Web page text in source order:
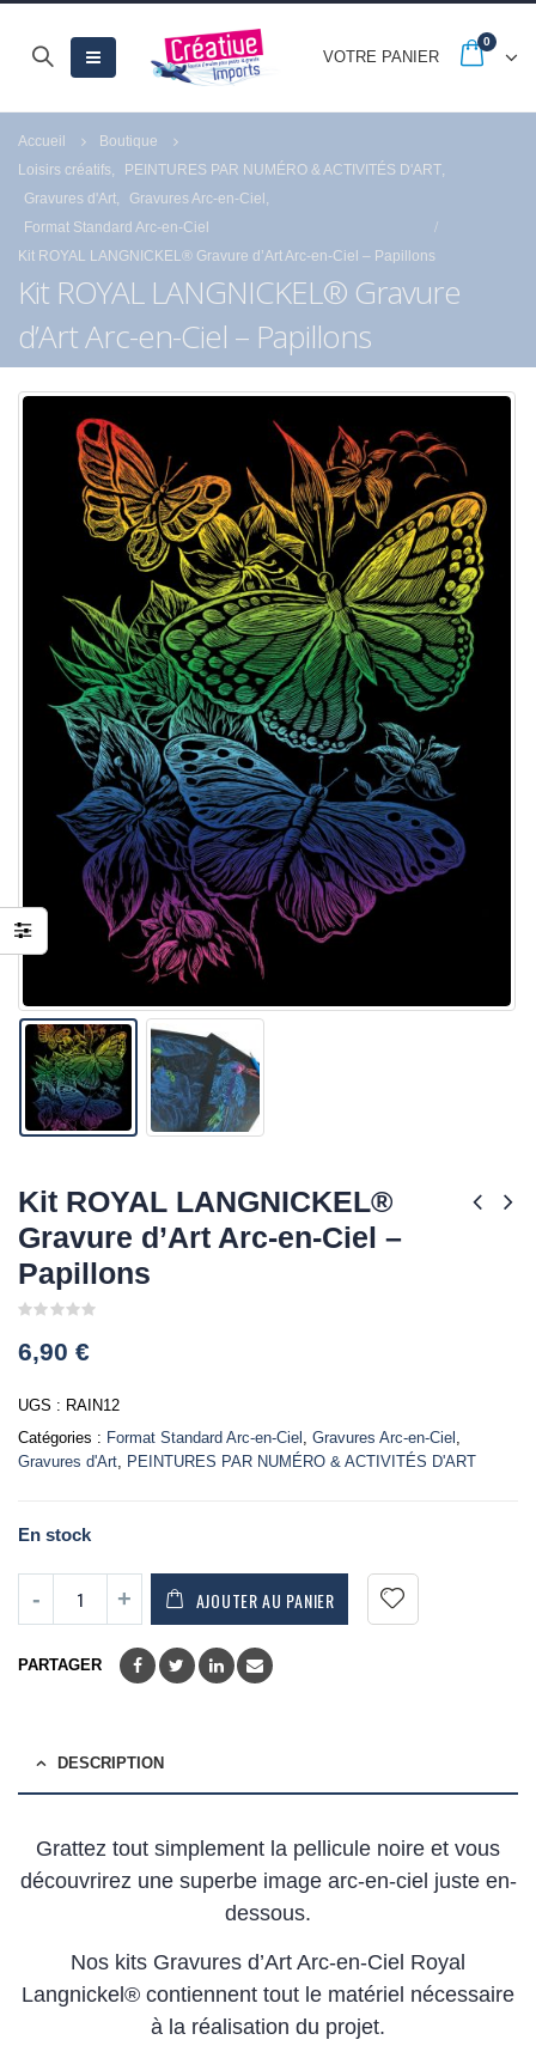
VOTRE PANIER
0
Accueil
Boutique
Loisirs créatifs
PEINTURES PAR NUMÉRO & ACTIVITÉS D'ART
Gravures d'Art
Gravures Arc-en-Ciel
Format Standard Arc-en-Ciel
Kit ROYAL LANGNICKEL® Gravure d’Art Arc-en-Ciel – Papillons
Kit ROYAL LANGNICKEL® Gravure
d’Art Arc-en-Ciel – Papillons
Kit ROYAL LANGNICKEL®
Gravure d’Art Arc-en-Ciel –
Papillons
out
of
6,90 €
UGS : RAIN12
Catégories : Format Standard Arc-en-Ciel Gravures Arc-en-Ciel
Gravures d'Art PEINTURES PAR NUMÉRO & ACTIVITÉS D'ART
En stock
AJOUTER AU PANIER
PARTAGER
DESCRIPTION
Grattez tout simplement la pellicule noire et vous
découvrirez une superbe image arc-en-ciel juste en-
dessous.
Nos kits Gravures d’Art Arc-en-Ciel Royal
Langnickel® contiennent tout le matériel nécessaire
à la réalisation du projet.